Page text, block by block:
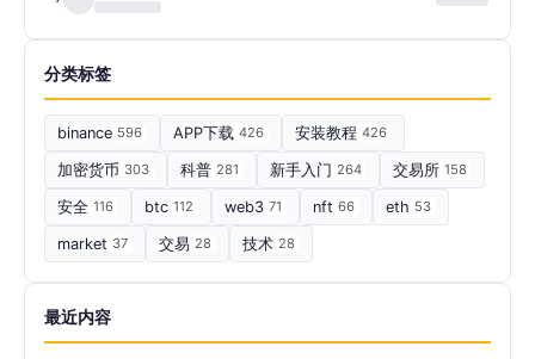
分类标签
binance 596 APP下载 426 安装教程 426
加密货币 303 科普 281 新手入门 264 交易所 158
安全 116 btc 112 web3 71 nft 66 eth 53
market 37 交易 28 技术 28
最近内容